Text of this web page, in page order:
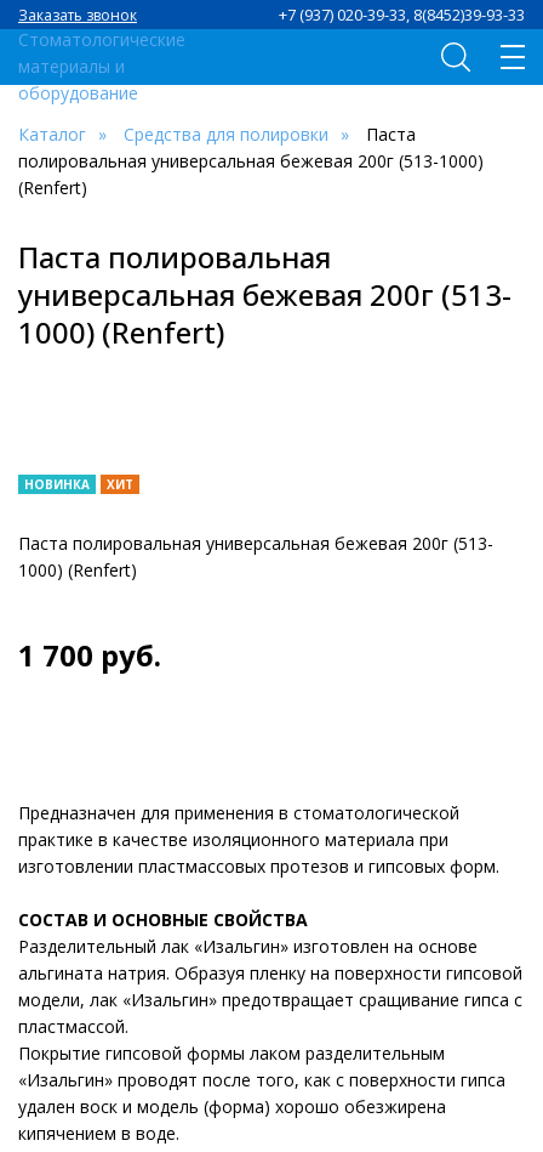
+7 (937) 020-39-33, 8(8452)39-93-33
Заказать звонок
Каталог Средства для полировки
Паста
полировальная универсальная бежевая 200г (513-1000)
(Renfert)
Паста полировальная
универсальная бежевая 200г (513-
1000) (Renfert)
НОВИНКА ХИТ
Паста полировальная универсальная бежевая 200г (513-
1000) (Renfert)
1 700 руб.
Предназначен для применения в стоматологической
практике в качестве изоляционного материала при
изготовлении пластмассовых протезов и гипсовых форм.
СОСТАВ И ОСНОВНЫЕ СВОЙСТВА
Разделительный лак «Изальгин» изготовлен на основе
альгината натрия. Образуя пленку на поверхности гипсовой
модели, лак «Изальгин» предотвращает сращивание гипса с
пластмассой.
Покрытие гипсовой формы лаком разделительным
«Изальгин» проводят после того, как с поверхности гипса
удален воск и модель (форма) хорошо обезжирена
кипячением в воде.